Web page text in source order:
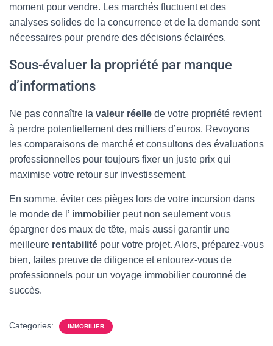
moment pour vendre. Les marchés fluctuent et des
analyses solides de la concurrence et de la demande sont
nécessaires pour prendre des décisions éclairées.
Sous-évaluer la propriété par manque
d’informations
Ne pas connaître la valeur réelle de votre propriété revient
à perdre potentiellement des milliers d’euros. Revoyons
les comparaisons de marché et consultons des évaluations
professionnelles pour toujours fixer un juste prix qui
maximise votre retour sur investissement.
En somme, éviter ces pièges lors de votre incursion dans
le monde de l’ immobilier peut non seulement vous
épargner des maux de tête, mais aussi garantir une
meilleure rentabilité pour votre projet. Alors, préparez-vous
bien, faites preuve de diligence et entourez-vous de
professionnels pour un voyage immobilier couronné de
succès.
Categories: IMMOBILIER